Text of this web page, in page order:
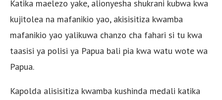
Katika maelezo yake, alionyesha shukrani kubwa kwa
kujitolea na mafanikio yao, akisisitiza kwamba
mafanikio yao yalikuwa chanzo cha fahari si tu kwa
taasisi ya polisi ya Papua bali pia kwa watu wote wa
Papua.
Kapolda alisisitiza kwamba kushinda medali katika